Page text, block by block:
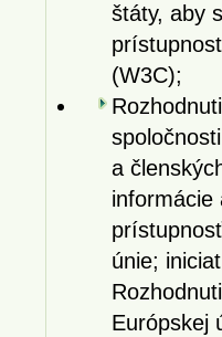
štáty, aby
(W3C);
a
informácie
únie;
Európskej